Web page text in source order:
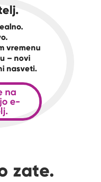
vremenu
– novi
nasveti.
na
e-
zate.